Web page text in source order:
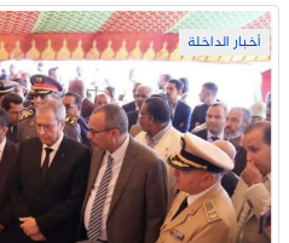
أخبار الداخلة